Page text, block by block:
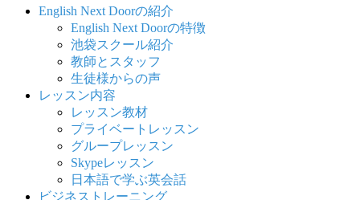
English Next Doorの紹介
English Next Doorの特徴
池袋スクール紹介
教師とスタッフ
生徒様からの声
レッスン内容
レッスン教材
プライベートレッスン
グループレッスン
Skypeレッスン
日本語で学ぶ英会話
ビジネストレーニング